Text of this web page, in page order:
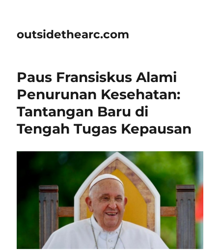
outsidethearc.com
Paus Fransiskus Alami
Penurunan Kesehatan:
Tantangan Baru di
Tengah Tugas Kepausan